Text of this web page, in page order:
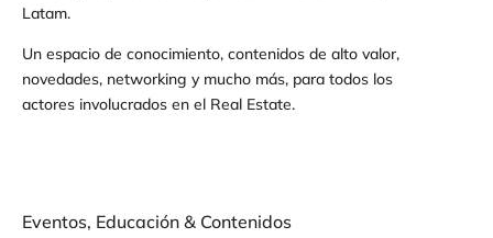
Latam.
Un espacio de conocimiento, contenidos de alto valor,
novedades, networking y mucho más, para todos los
actores involucrados en el Real Estate.
Eventos, Educación & Contenidos